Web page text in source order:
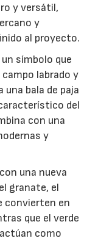
y versátil,
y
al proyecto.
símbolo que
labrado y
bala de paja
del
con una
y
una nueva
granate, el
convierten en
que el verde
como